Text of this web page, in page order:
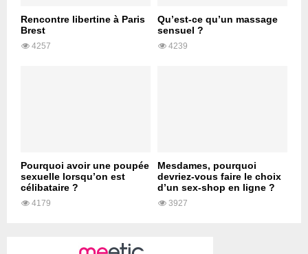
Rencontre libertine à Paris
Brest
4257
Qu’est-ce qu’un massage
sensuel ?
4239
Pourquoi avoir une poupée
sexuelle lorsqu’on est
célibataire ?
4179
Mesdames, pourquoi
devriez-vous faire le choix
d’un sex-shop en ligne ?
3927